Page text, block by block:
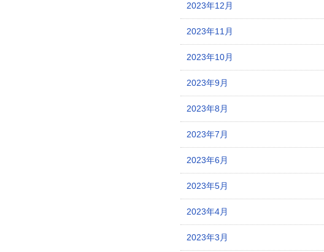
2023年12月
2023年11月
2023年10月
2023年9月
2023年8月
2023年7月
2023年6月
2023年5月
2023年4月
2023年3月